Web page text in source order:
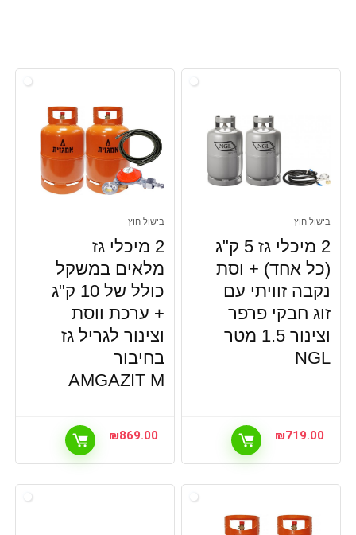
בישול חוץ
2 מיכלי גז 5 ק"ג
(כל אחד) + וסת
נקבה זוויתי עם
זוג חבקי פרפר
וצינור 1.5 מטר
NGL
₪719.00
בישול חוץ
2 מיכלי גז
מלאים במשקל
כולל של 10 ק"ג
+ ערכת ווסת
וצינור לגריל גז
בחיבור
AMGAZIT M
₪869.00